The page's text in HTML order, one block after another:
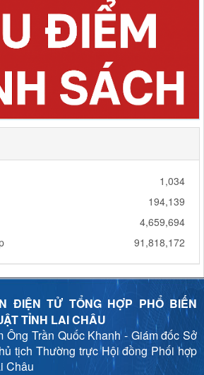
1,034
194,139
4,659,694
91,818,172
ĐIỆN TỬ TỔNG HỢP PHỔ BIẾN
TỈNH LAI CHÂU
Ông Trần Quốc Khanh - Giám đốc Sở
tịch Thường trực Hội đồng Phối hợp
Châu